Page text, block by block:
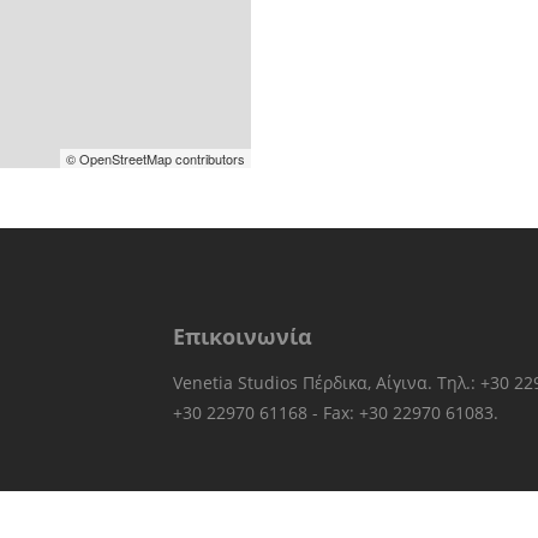
© OpenStreetMap contributors
Επικοινωνία
Venetia Studios Πέρδικα, Αίγινα. Τηλ.: +30
+30 22970 61168 - Fax: +30 22970 61083.